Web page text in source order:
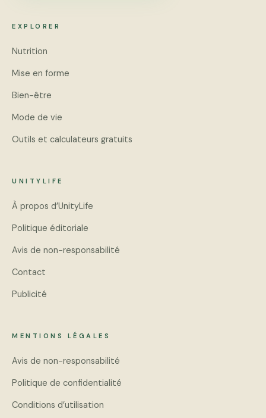
EXPLORER
Nutrition
Mise en forme
Bien-être
Mode de vie
Outils et calculateurs gratuits
UNITYLIFE
À propos d’UnityLife
Politique éditoriale
Avis de non-responsabilité
Contact
Publicité
MENTIONS LÉGALES
Avis de non-responsabilité
Politique de confidentialité
Conditions d’utilisation